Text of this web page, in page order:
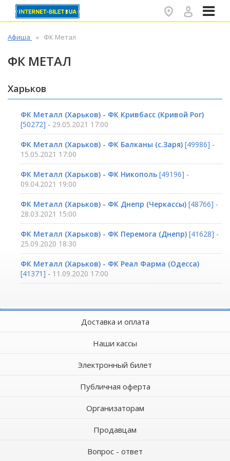
Афиша ФК Метал
ФК МЕТАЛ
Харьков
ФК Металл (Харьков) - ФК Кривбасс (Кривой Рог)
[50272] - 29.05.2021 17:00
ФК Металл (Харьков) - ФК Балканы (с.Заря) [49986] -
15.05.2021 17:00
ФК Металл (Харьков) - ФК Никополь [49196] -
09.04.2021 19:00
ФК Металл (Харьков) - ФК Днепр (Черкассы) [48766] -
28.03.2021 15:00
ФК Металл (Харьков) - ФК Перемога (Днепр) [41628] -
25.09.2020 18:30
ФК Металл (Харьков) - ФК Реал Фарма (Одесса)
[41371] - 11.09.2020 17:00
Доставка и оплата
Наши кассы
Электронный билет
Публичная оферта
Организаторам
Продавцам
Вопрос - ответ